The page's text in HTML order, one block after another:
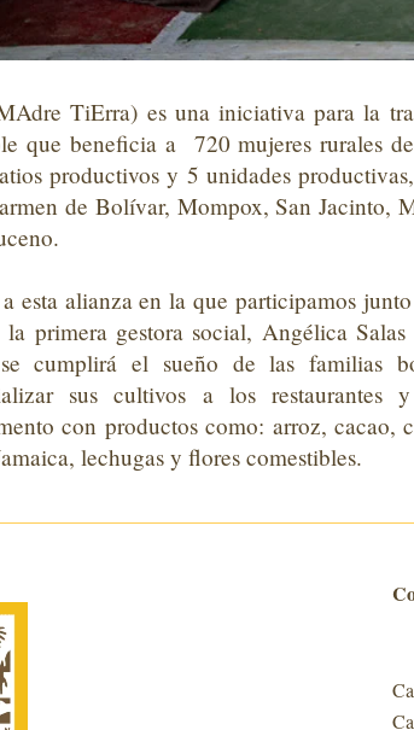
TiErra) es una iniciativapara la
que beneficia a 720 mujeres rurales
productivos y 5 unidades
de Bolívar, Mompox, San Jacinto,
esta alianzaen la que participamos ju
primera gestora social, Angélica Salas
cumplirá el sueño de las familias
sus cultivos a los restaurantes
con productos como: arroz, cacao,
lechugas y flores comestibles.